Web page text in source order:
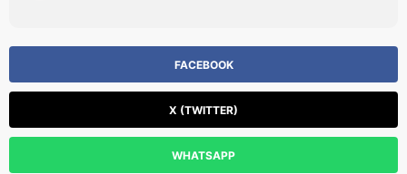
FACEBOOK
X (TWITTER)
WHATSAPP